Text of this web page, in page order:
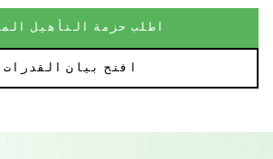
اطلب حزمة التأهيل
افتح بيان القدرات